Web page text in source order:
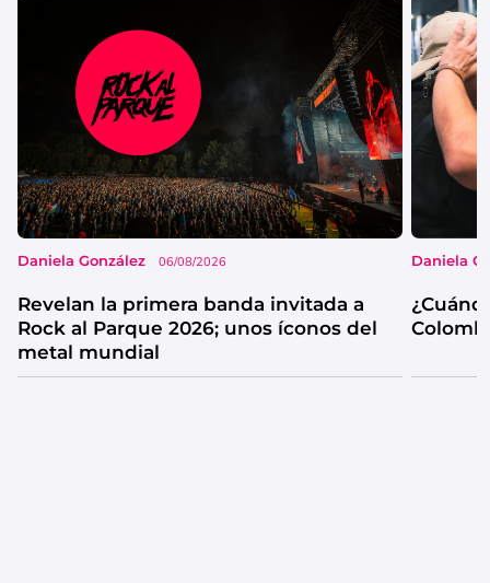
Daniela González 06/08/2026
Revelan la primera banda invitada a
Rock al Parque 2026; unos íconos del
metal mundial
Daniela